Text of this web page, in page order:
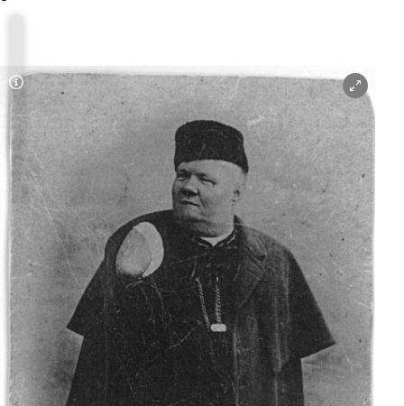
Copyright-Hinweis öffnen/schließen